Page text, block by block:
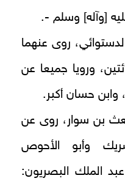
[وآله] وسلم -.
روى عنهما
ورويا جميعا عن
بن سوار، روى عن
وأبو الأحوص
الملك البصريون: